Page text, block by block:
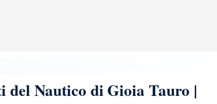
del Nautico di Gioia Tauro |